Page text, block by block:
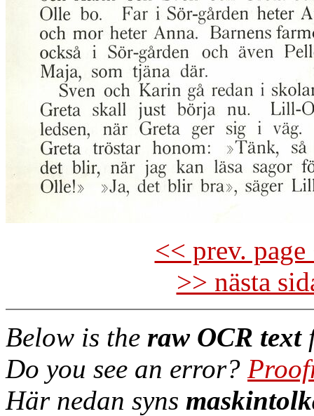
<< prev.
>> nästa
Below is the raw OCR text
Do you see an error?
Här nedan syns